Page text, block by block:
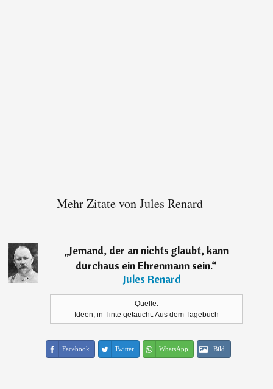
Mehr Zitate von Jules Renard
„Jemand, der an nichts glaubt, kann
durchaus ein Ehrenmann sein.“
―Jules Renard
Quelle:
Ideen, in Tinte getaucht. Aus dem Tagebuch
Facebook Twitter WhatsApp Bild